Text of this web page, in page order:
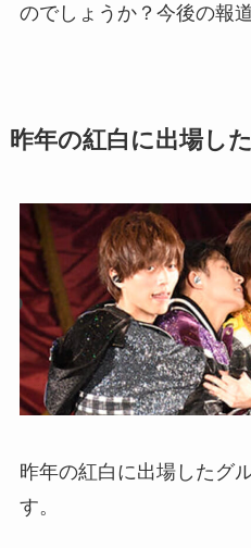
のでしょうか？今後の報
昨年の紅白に出場し
昨年の紅白に出場したグ
す。